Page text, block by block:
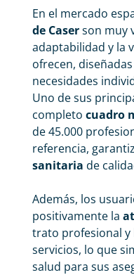
En el mercado
de Caserson muy
adaptabilidad y la
ofrecen,
necesidades
Uno de sus
completo cuadro
de 45.000
referencia,
sanitaria de
Además, los
positivamente la
trato profesional y
servicios, lo que
salud para sus